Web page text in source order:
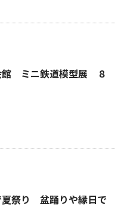
館 ミニ鉄道模型展 ８
夏祭り 盆踊りや縁日で